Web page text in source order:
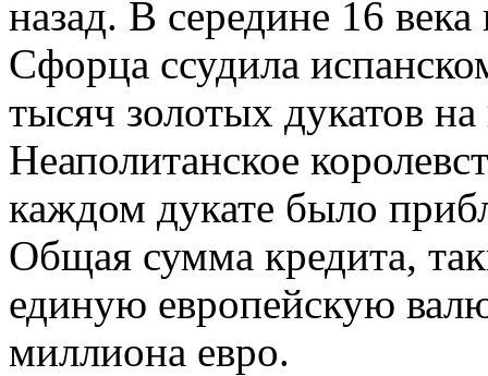
назад. В середине 16
Сфорца ссудила
тысяч золотых дукатов
Неаполитанское
каждом дукате было
Общая сумма кредита,
единую европейскую
миллиона евро.